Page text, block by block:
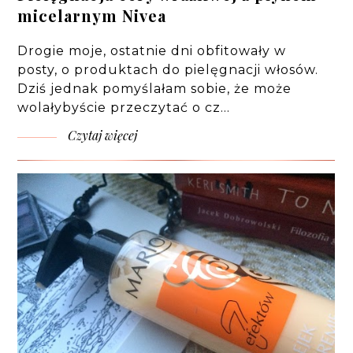
micelarnym Nivea
Drogie moje, ostatnie dni obfitowały w
posty, o produktach do pielęgnacji włosów.
Dziś jednak pomyślałam sobie, że może
wolałybyście przeczytać o cz…
Czytaj więcej